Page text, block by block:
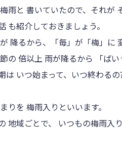
雨と 書いていたので、それが
も紹介しておきましょう。
降るから、「毎」が「梅」に
の 倍以上 雨が降るから 「ば
は いつ始まって、いつ終わるの
りを 梅雨入りといいます。
地域ごとで、 いつもの梅雨入